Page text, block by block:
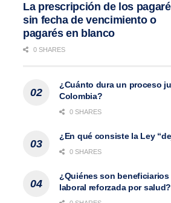
La prescripción de los
sin fecha de vencimiento o
pagarés en blanco
0 SHARES
¿Cuánto dura un proceso
Colombia?
0 SHARES
¿En qué consiste la Ley
0 SHARES
¿Quiénes son
laboral reforzada por salud?